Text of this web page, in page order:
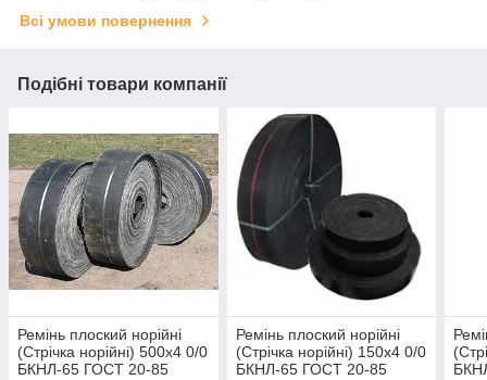
Всі умови повернення
Подібні товари компанії
Ремінь плоский норійні
(Стрічка норійні) 500х4 0/0
БКНЛ-65 ГОСТ 20-85
Ремінь плоский норійні
(Стрічка норійні) 150х4 0/0
БКНЛ-65 ГОСТ 20-85